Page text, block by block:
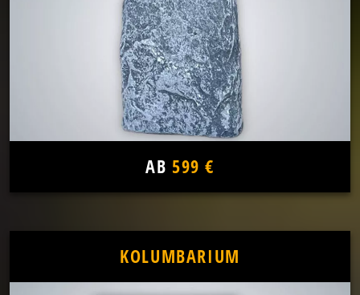
AB 599 €
KOLUMBARIUM